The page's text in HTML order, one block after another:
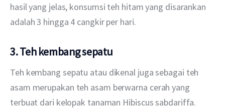
hasil yang jelas, konsumsi teh hitam yang disarankan
adalah 3 hingga 4 cangkir per hari.
3. Teh kembang sepatu
Teh kembang sepatu atau dikenal juga sebagai teh
asam merupakan teh asam berwarna cerah yang
terbuat dari kelopak tanaman Hibiscus sabdariffa.